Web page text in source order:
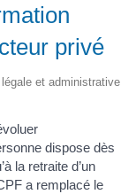
privé
et administrative
dispose dès
la retraite d’un
a remplacé le